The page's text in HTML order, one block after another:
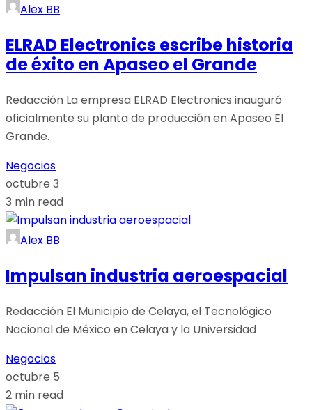
Alex BB
ELRAD Electronics escribe historia
de éxito en Apaseo el Grande
Redacción La empresa ELRAD Electronics inauguró
oficialmente su planta de producción en Apaseo El
Grande.
Negocios
octubre 3
3 min read
Alex BB
Impulsan industria aeroespacial
Redacción El Municipio de Celaya, el Tecnológico
Nacional de México en Celaya y la Universidad
Negocios
octubre 5
2 min read